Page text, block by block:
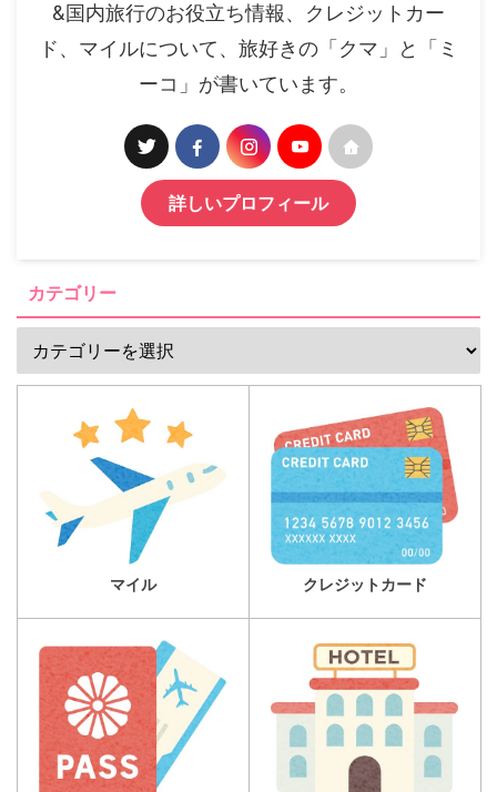
&国内旅行のお役立ち情報、クレジットカー
ド、マイルについて、旅好きの「クマ」と「ミ
ーコ」が書いています。
詳しいプロフィール
カテゴリー
マイル クレジットカード